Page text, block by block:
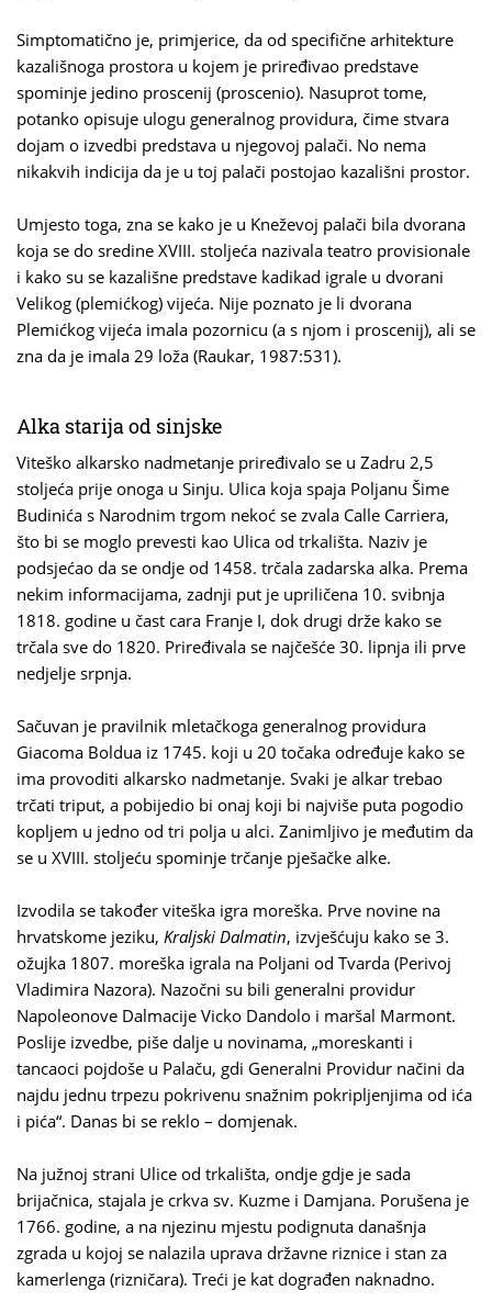
Simptomatično je, primjerice, da od specifične arhitekture
kazališnoga prostora u kojem je priređivao predstave
spominje jedino proscenij (proscenio). Nasuprot tome,
potanko opisuje ulogu generalnog providura, čime stvara
dojam o izvedbi predstava u njegovoj palači. No nema
nikakvih indicija da je u toj palači postojao kazališni prostor.
Umjesto toga, zna se kako je u Kneževoj palači bila dvorana
koja se do sredine XVIII. stoljeća nazivala teatro provisionale
i kako su se kazališne predstave kadikad igrale u dvorani
Velikog (plemićkog) vijeća. Nije poznato je li dvorana
Plemićkog vijeća imala pozornicu (a s njom i proscenij), ali se
zna da je imala 29 loža (Raukar, 1987:531).
Alka starija od sinjske
Viteško alkarsko nadmetanje priređivalo se u Zadru 2,5
stoljeća prije onoga u Sinju. Ulica koja spaja Poljanu Šime
Budinića s Narodnim trgom nekoć se zvala Calle Carriera,
što bi se moglo prevesti kao Ulica od trkališta. Naziv je
podsjećao da se ondje od 1458. trčala zadarska alka. Prema
nekim informacijama, zadnji put je upriličena 10. svibnja
1818. godine u čast cara Franje I, dok drugi drže kako se
trčala sve do 1820. Priređivala se najčešće 30. lipnja ili prve
nedjelje srpnja.
Sačuvan je pravilnik mletačkoga generalnog providura
Giacoma Boldua iz 1745. koji u 20 točaka određuje kako se
ima provoditi alkarsko nadmetanje. Svaki je alkar trebao
trčati triput, a pobijedio bi onaj koji bi najviše puta pogodio
kopljem u jedno od tri polja u alci. Zanimljivo je međutim da
se u XVIII. stoljeću spominje trčanje pješačke alke.
Izvodila se također viteška igra moreška. Prve novine na
hrvatskome jeziku, Kraljski Dalmatin, izvješćuju kako se 3.
ožujka 1807. moreška igrala na Poljani od Tvarda (Perivoj
Vladimira Nazora). Nazočni su bili generalni providur
Napoleonove Dalmacije Vicko Dandolo i maršal Marmont.
Poslije izvedbe, piše dalje u novinama, „moreskanti i
tancaoci pojdoše u Palaču, gdi Generalni Providur načini da
najdu jednu trpezu pokrivenu snažnim pokripljenjima od ića
i pića“. Danas bi se reklo – domjenak.
Na južnoj strani Ulice od trkališta, ondje gdje je sada
brijačnica, stajala je crkva sv. Kuzme i Damjana. Porušena je
1766. godine, a na njezinu mjestu podignuta današnja
zgrada u kojoj se nalazila uprava državne riznice i stan za
kamerlenga (rizničara). Treći je kat dograđen naknadno.